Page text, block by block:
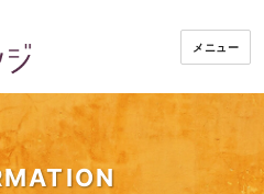
メニュー